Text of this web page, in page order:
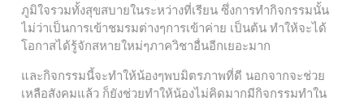
ภูมิใจรวมทั้งสุขสบายในระหว่างที่เรียน ซึ่งการทำกิจกรรมนั้น
ไม่ว่าเป็นการเข้าชมรมต่างๆการเข้าค่าย เป็นต้น ทำให้จะได้
โอกาสได้รู้จักสหายใหม่ๆภาควิชาอื่นอีกเยอะมาก
และกิจกรรมนี้จะทำให้น้องๆพบมิตรภาพที่ดี นอกจากจะช่วย
เหลือสังคมแล้ว ก็ยังช่วยทำให้น้องไม่คิดมากมีกิจกรรมทำใน